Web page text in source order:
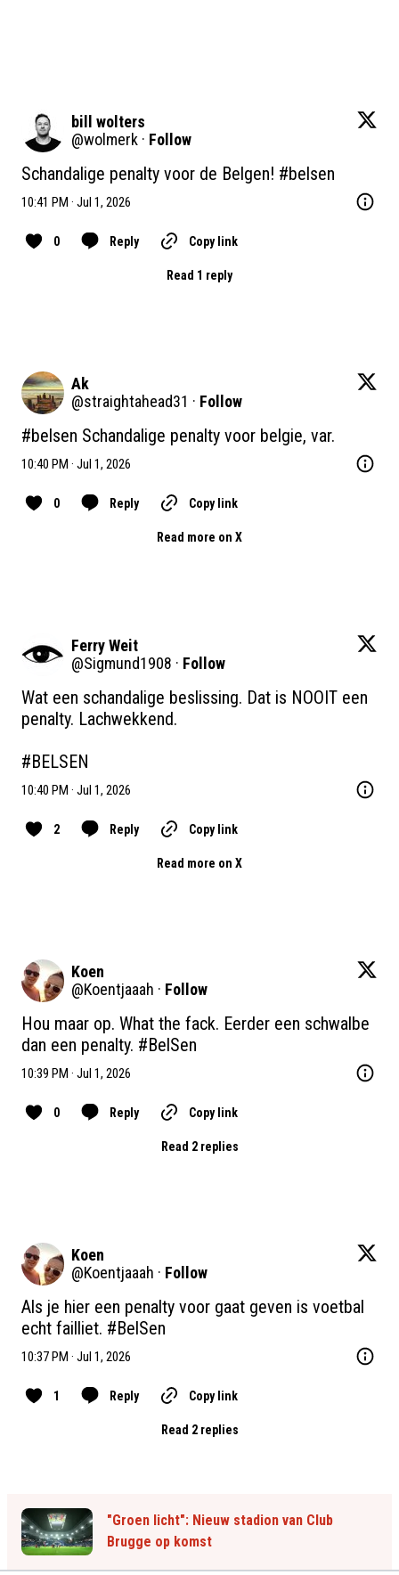
bill wolters
@wolmerk · Follow
Schandalige penalty voor de Belgen! #belsen
10:41 PM · Jul 1, 2026
0 Reply Copy link
Read 1 reply
Ak
@straightahead31 · Follow
#belsen Schandalige penalty voor belgie, var.
10:40 PM · Jul 1, 2026
0 Reply Copy link
Read more on X
Ferry Weit
@Sigmund1908 · Follow
Wat een schandalige beslissing. Dat is NOOIT een
penalty. Lachwekkend.
#BELSEN
10:40 PM · Jul 1, 2026
2 Reply Copy link
Read more on X
Koen
@Koentjaaah · Follow
Hou maar op. What the fack. Eerder een schwalbe
dan een penalty. #BelSen
10:39 PM · Jul 1, 2026
0 Reply Copy link
Read 2 replies
Koen
@Koentjaaah · Follow
Als je hier een penalty voor gaat geven is voetbal
echt failliet. #BelSen
10:37 PM · Jul 1, 2026
1 Reply Copy link
Read 2 replies
"Groen licht": Nieuw stadion van Club
Brugge op komst